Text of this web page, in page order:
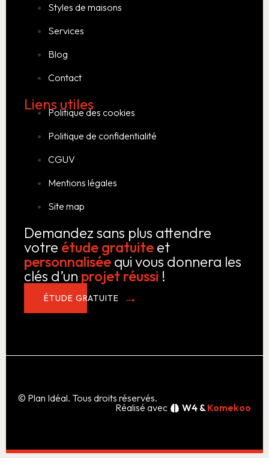
Styles de maisons
Services
Blog
Contact
Liens utiles
Politique des cookies
Politique de confidentialité
CGUV
Mentions légales
Site map
Demandez sans plus attendre
votre étude gratuite et
personnalisée qui vous donnera les
clés d’un projet réussi !
ÉTUDE GRATUITE
© Plan Idéal. Tous droits réservés.
Réalisé avec
W4 & Komekoo